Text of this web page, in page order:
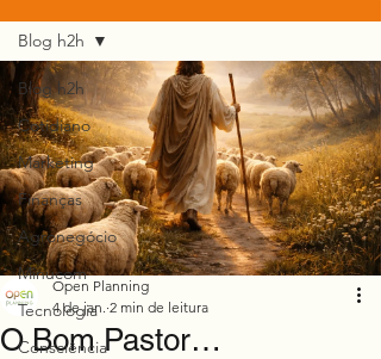
Blog h2h
Cotidiano
Marketing
Finanças
Agronegócio
Minucom
Tecnologia
Consciência
Blog h2h
O Bom Pastor…
Open Planning
4 de jan. 2 min de leitura